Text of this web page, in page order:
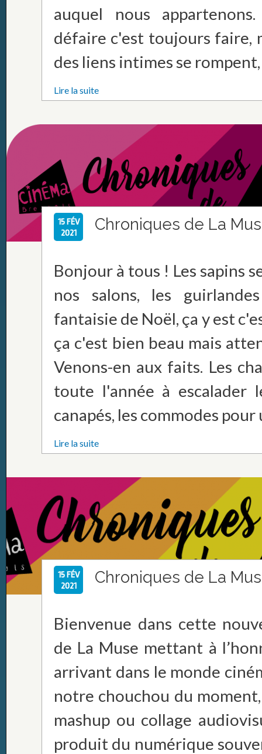
auquel nous
défaire c'est toujours faire,
des liens intimes se rompent,
Lire la suite
15 FÉV
2021
Chroniques de La
Bonjour à tous ! Les sapins
nos salons, les
fantaisie de Noël, ça y est
ça c'est bien beau mais
Venons-en aux faits. Les
toute l'année à escalader
canapés, les commodes pour
Lire la suite
15 FÉV
2021
Chroniques de La
Bienvenue dans cette
de La Muse mettant à
arrivant dans le monde
notre chouchou du
mashup ou collage
produit du numérique